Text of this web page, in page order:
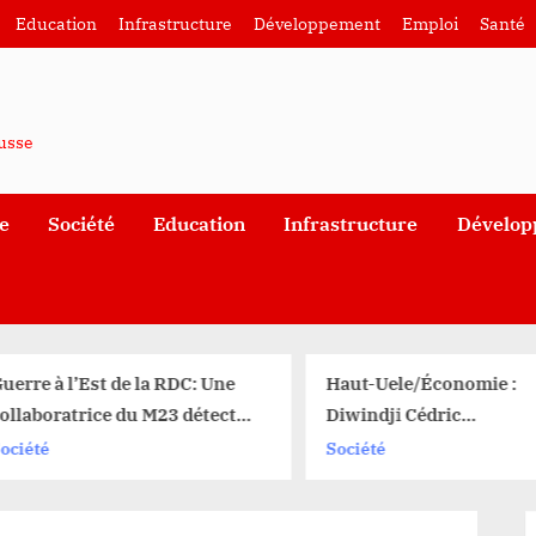
Education Infrastructure Développement Emploi Santé
Société Education Infrastructure
à l’Est de la RDC: Une
du M23 détectée
la presse congolaise
Haut-Uele/Économie :
Diwindji Cédric
HAROUNA,nouveau
Société